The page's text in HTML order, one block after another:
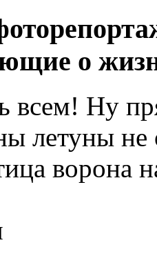
о
Ну
летуны
ворона